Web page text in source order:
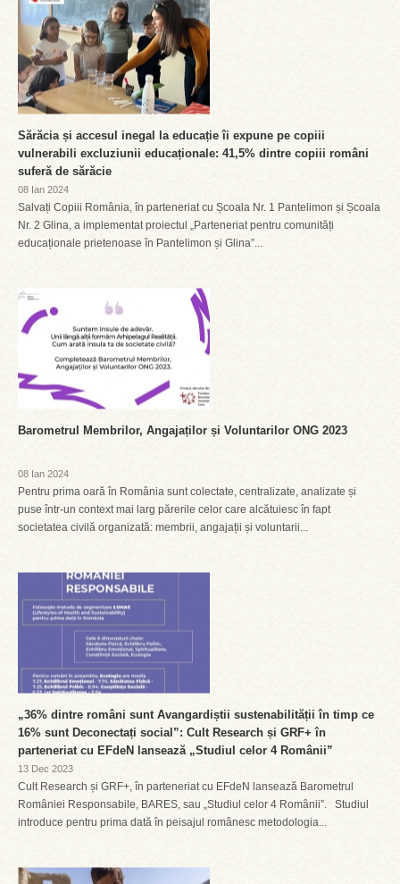
Sărăcia și accesul inegal la educație îi expune pe copiii
vulnerabili excluziunii educaționale: 41,5% dintre copiii români
suferă de sărăcie
08 Ian 2024
Salvați Copiii România, în parteneriat cu Școala Nr. 1 Pantelimon și Școala
Nr. 2 Glina, a implementat proiectul „Parteneriat pentru comunități
educaționale prietenoase în Pantelimon și Glina”...
Barometrul Membrilor, Angajaților și Voluntarilor ONG 2023
08 Ian 2024
Pentru prima oară în România sunt colectate, centralizate, analizate și
puse într-un context mai larg părerile celor care alcătuiesc în fapt
societatea civilă organizată: membrii, angajații și voluntarii...
„36% dintre români sunt Avangardiștii sustenabilității în timp ce
16% sunt Deconectați social”: Cult Research și GRF+ în
parteneriat cu EFdeN lansează „Studiul celor 4 Românii”
13 Dec 2023
Cult Research și GRF+, în parteneriat cu EFdeN lansează Barometrul
României Responsabile, BARES, sau „Studiul celor 4 Românii”. Studiul
introduce pentru prima dată în peisajul românesc metodologia...